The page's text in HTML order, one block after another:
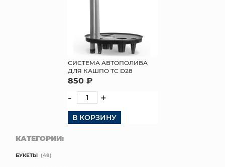
СИСТЕМА АВТОПОЛИВА
ДЛЯ КАШПО ТС D28
850 ₽
- +
В КОРЗИНУ
КАТЕГОРИИ:
БУКЕТЫ (48)